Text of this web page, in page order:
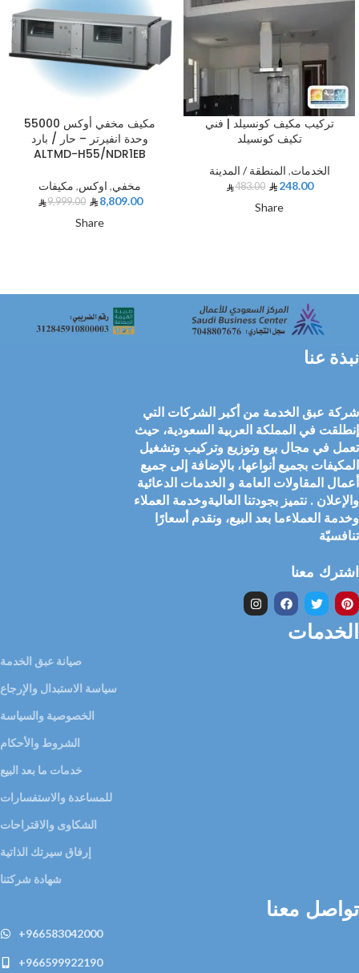
مكيف مخفي أوكس 55000
وحدة انفيرتر – حار / بارد
ALTMD-H55/NDR1EB
مخفي, اوكس, مكيفات
9,999.00
8,809.00
Share
تركيب مكيف كونسيلد | فني
تكيف كونسيلد
الخدمات, المنطقة / المدينة
483.00
248.00
Share
نبذة عنا
شركة عبق الخدمة من أكبر الشركات التي
إنطلقت في المملكة العربية السعودية، حيث
تعمل في مجال بيع وتوزيع وتركيب وتشغيل
المكيفات بجميع أنواعها، بالإضافة إلى جميع
أعمال المقاولات العامة و الخدمات الدعائية
والإعلان . نتميز بجودتنا العاليةوخدمة العملاء
وخدمة العملاءما بعد البيع، ونقدم أسعارًا
تنافسيّة
اشترك معنا
الخدمات
صيانة عبق الخدمة
سياسة الاستبدال والإرجاع
الخصوصية والسياسة
الشروط والأحكام
خدمات ما بعد البيع
للمساعدة والاستفسارات
الشكاوى والاقتراحات
إرفاق سيرتك الذاتية
شهادة شركتنا
تواصل معنا
+966583042000
+966599922190